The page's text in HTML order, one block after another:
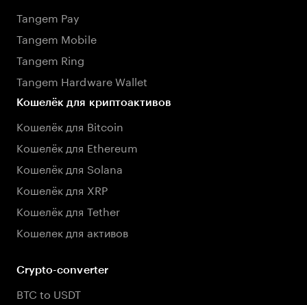
Tangem Pay
Tangem Mobile
Tangem Ring
Tangem Hardware Wallet
Кошелёк для криптоактивов
Кошелёк для Bitcoin
Кошелёк для Ethereum
Кошелёк для Solana
Кошелёк для XRP
Кошелёк для Tether
Кошелек для активов
Crypto-converter
BTC to USDT